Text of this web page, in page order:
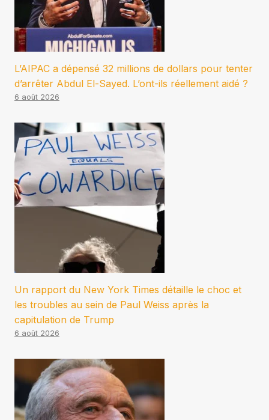
L’AIPAC a dépensé 32 millions de dollars pour tenter
d’arrêter Abdul El-Sayed. L’ont-ils réellement aidé ?
6 août 2026
Un rapport du New York Times détaille le choc et
les troubles au sein de Paul Weiss après la
capitulation de Trump
6 août 2026